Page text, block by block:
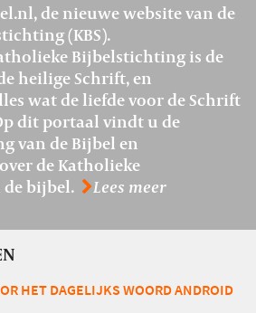
de nieuwe website van de
(KBS).
Bijbelstichting is de
heilige Schrift, en
wat de liefde voor de Schrift
dit portaal vindt u de
van de Bijbel en
de Katholieke
bijbel.
Lees meer
HET DAGELIJKS WOORD ANDROID